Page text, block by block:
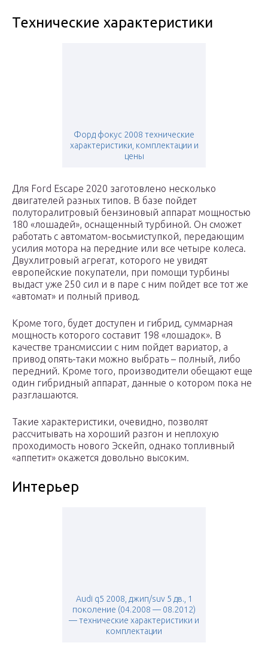
Технические характеристики
Форд фокус 2008 технические
характеристики, комплектации и
цены
Для Ford Escape 2020 заготовлено несколько
двигателей разных типов. В базе пойдет
полуторалитровый бензиновый аппарат мощностью
180 «лошадей», оснащенный турбиной. Он сможет
работать с автоматом-восьмиступкой, передающим
усилия мотора на передние или все четыре колеса.
Двухлитровый агрегат, которого не увидят
европейские покупатели, при помощи турбины
выдаст уже 250 сил и в паре с ним пойдет все тот же
«автомат» и полный привод.
Кроме того, будет доступен и гибрид, суммарная
мощность которого составит 198 «лошадок». В
качестве трансмиссии с ним пойдет вариатор, а
привод опять-таки можно выбрать – полный, либо
передний. Кроме того, производители обещают еще
один гибридный аппарат, данные о котором пока не
разглашаются.
Такие характеристики, очевидно, позволят
рассчитывать на хороший разгон и неплохую
проходимость нового Эскейп, однако топливный
«аппетит» окажется довольно высоким.
Интерьер
Audi q5 2008, джип/suv 5 дв., 1
поколение (04.2008 — 08.2012)
— технические характеристики и
комплектации